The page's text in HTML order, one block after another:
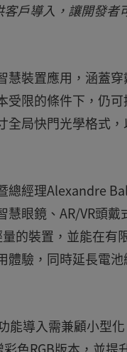
戶導入，讓開發
裝置應用，涵蓋
受限的條件下，仍
全局快門光學格式
總經理Alexandre
眼鏡、AR/VR頭
的裝置，並能在
體驗，同時延長電
能導入需兼顧小型